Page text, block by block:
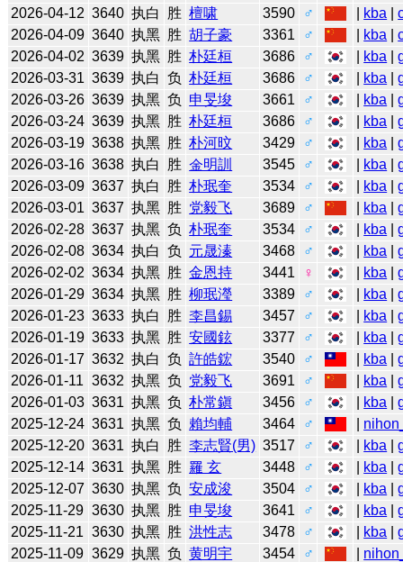
2026-04-12 3640 执白 胜 檀啸 3590 ♂ kba |
2026-04-09 3640 执黑 胜 胡子豪 3361 ♂ kba |
2026-04-02 3639 执黑 胜 朴廷桓 3686 ♂ kba |
2026-03-31 3639 执白 负 朴廷桓 3686 ♂ kba |
2026-03-26 3639 执黑 负 申旻埈 3661 ♂ kba |
2026-03-24 3639 执黑 胜 朴廷桓 3686 ♂ kba |
2026-03-19 3638 执黑 胜 朴河旼 3429 ♂ kba |
2026-03-16 3638 执白 胜 金明訓 3545 ♂ kba |
2026-03-09 3637 执白 胜 朴珉奎 3534 ♂ kba |
2026-03-01 3637 执黑 胜 党毅飞 3689 ♂ kba |
2026-02-28 3637 执黑 负 朴珉奎 3534 ♂ kba |
2026-02-08 3634 执白 负 元晟溱 3468 ♂ kba |
2026-02-02 3634 执黑 胜 金恩持 3441 ♀ kba |
2026-01-29 3634 执黑 胜 柳珉瀅 3389 ♂ kba |
2026-01-23 3633 执白 胜 李昌錫 3457 ♂ kba |
2026-01-19 3633 执黑 胜 安國鉉 3377 ♂ kba |
2026-01-17 3632 执白 负 許皓鋐 3540 ♂ kba |
2026-01-11 3632 执黑 负 党毅飞 3691 ♂ kba |
2026-01-03 3631 执黑 负 朴常鎭 3456 ♂ kba |
2025-12-24 3631 执黑 负 賴均輔 3464 ♂
2025-12-20 3631 执白 胜 李志賢(男) 3517 ♂ kba |
2025-12-14 3631 执黑 胜 羅 玄 3448 ♂ kba |
2025-12-07 3630 执黑 负 安成浚 3504 ♂ kba |
2025-11-29 3630 执黑 胜 申旻埈 3641 ♂ kba |
2025-11-21 3630 执黑 胜 洪性志 3478 ♂ kba |
2025-11-09 3629 执黑 负 黄明宇 3454 ♂